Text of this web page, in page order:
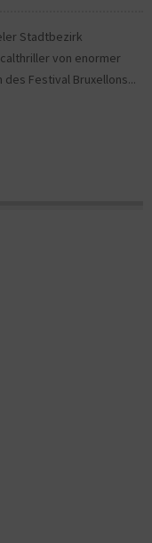
Stadtbezirk
von enormer
Festival Bruxellons...